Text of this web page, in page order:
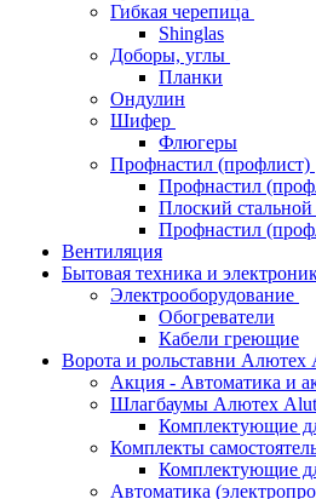
Гибкая черепица
Shinglas
Доборы, углы
Планки
Ондулин
Шифер
Флюгеры
Профнастил (профлист)
Профнастил
Плоский стальной
Профнастил
Вентиляция
Бытовая техника и
Электрооборудование
Обогреватели
Кабели греющие
Ворота и рольставни Алютех
Акция - Автоматика и
Шлагбаумы Алютех
Комплектующие
Комплекты
Комплектующие
Автоматика